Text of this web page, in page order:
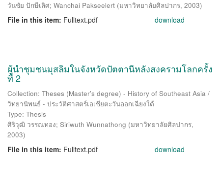
วันชัย ปักษีเลิศ; Wanchai Pakseelert (มหาวิทยาลัยศิลปากร, 2003)
File in this item: Fulltext.pdf download
ผู้นำชุมชนมุสลิมในจังหวัดปัตตานีหลังสงครามโลกครั้ง
ที่ 2
Collection: Theses (Master's degree) - History of Southeast Asia /
วิทยานิพนธ์ - ประวัติศาสตร์เอเชียตะวันออกเฉียงใต้
Type: Thesis
ศิริวุฒิ วรรณทอง; Siriwuth Wunnathong (มหาวิทยาลัยศิลปากร,
2003)
File in this item: Fulltext.pdf download